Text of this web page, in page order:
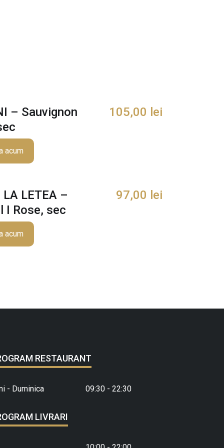
– Sauvignon
105,00 lei
acum
LA LETEA –
I Rose, sec
97,00 lei
acum
RESTAURANT
- Duminica 09:30 - 22:30
LIVRARI